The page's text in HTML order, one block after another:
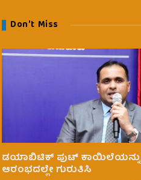
Don't Miss
ಡಯಾಬಿಟಿಕ್ ಪುಟ್ ಕಾಯಿಲೆಯನ್ನು
ಆರಂಭದಲ್ಲೇ ಗುರುತಿಸಿ